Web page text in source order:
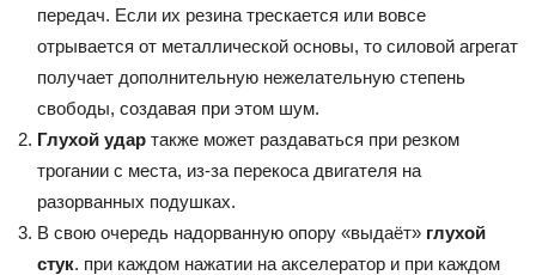
передач. Если их резина трескается или вовсе
отрывается от металлической основы, то силовой агрегат
получает дополнительную нежелательную степень
свободы, создавая при этом шум.
Глухой удар также может раздаваться при резком
трогании с места, из-за перекоса двигателя на
разорванных подушках.
В свою очередь надорванную опору «выдаёт» глухой
стук. при каждом нажатии на акселератор и при каждом